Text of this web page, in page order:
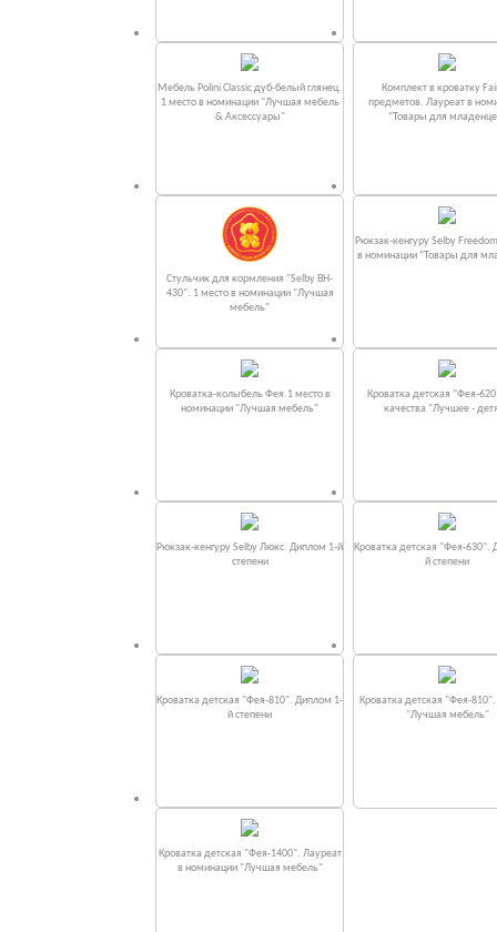
Мебель Polini Classic дуб-белый глянец.
1 место в номинации "Лучшая мебель
& Аксессуары"
Комплект в кроватку
предметов. Лауреат в
“Товары для
Стульчик для кормления "Selby BH-
430". 1 место в номинации "Лучшая
мебель"
Рюкзак-кенгуру Selby
в номинации “Товары для
Кроватка-колыбель Фея.1 место в
номинации "Лучшая мебель"
Кроватка детская "Фея-
качества "Лучшее -
Рюкзак-кенгуру Selby Люкс. Диплом 1-й
степени
Кроватка детская "Фея-630".
й степени
Кроватка детская "Фея-810". Диплом 1-
й степени
Кроватка детская "Фея-
"Лучшая мебель"
Кроватка детская "Фея-1400". Лауреат
в номинации "Лучшая мебель"